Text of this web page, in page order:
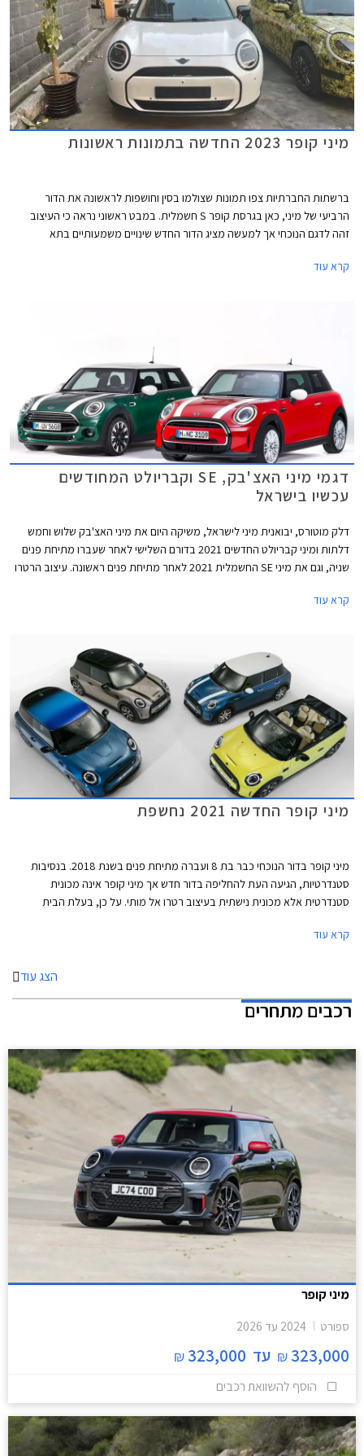
מיני קופר 2023 החדשה בתמונות ראשונות
ברשתות החברתיות צפו תמונות שצולמו בסין וחושפות לראשונה את הדור
הרביעי של מיני, כאן בגרסת קופר S חשמלית. במבט ראשוני נראה כי העיצוב
זהה לדגם הנוכחי אך למעשה מציג הדור החדש שינויים משמעותיים בתא
קרא עוד
דגמי מיני האצ'בק, SE וקבריולט המחודשים
עכשיו בישראל
דלק מוטורס, יבואנית מיני לישראל, משיקה היום את מיני האצ'בק שלוש וחמש
דלתות ומיני קבריולט החדשים 2021 בדורם השלישי לאחר שעברו מתיחת פנים
שניה, וגם את מיני SE החשמלית 2021 לאחר מתיחת פנים ראשונה. עיצוב הרטרו
"חשמלי" ואטום עם מסגרת בגוון שחור מבריק. הפגוש הקדמי כולל כעת כונסי
פנס ערפל מרכזי. פנסי LED אחוריים עם גרפיקת דגל בריטניה - Union Lack
אינץ' חדשים, וצבעי מרכב חדשים לרבות צביעה רב גונית לגג המשלבת שני
צבעים.
קרא עוד
מיני קופר החדשה 2021 נחשפת
מיני קופר בדור הנוכחי כבר בת 8 ועברה מתיחת פנים בשנת 2018. בנסיבות
סטנדרטיות, הגיעה העת להחליפה בדור חדש אך מיני קופר אינה מכונית
סטנדרטית אלא מכונית נישתית בעיצוב רטרו אל מותי. על כן, בעלת הבית
אשר ישאירו אותה עדכנית בקו החזית לשנים הקרובות.
קרא עוד
הצג עוד
רכבים מתחרים
מיני קופר
ספורט 2024 עד 2026
323,000
₪ עד 323,000
₪
הוסף להשוואת רכבים